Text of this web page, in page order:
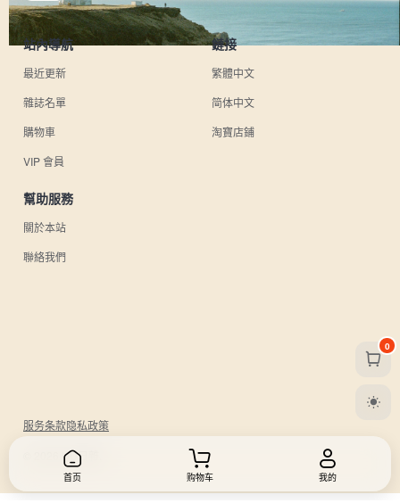
站內導航
最近更新
雜誌名單
購物車
VIP 會員
鏈接
繁體中文
简体中文
淘寶店鋪
幫助服務
關於本站
聯絡我們
服务条款隐私政策
© 2026 UU日雜.
0
首页 购物车 我的